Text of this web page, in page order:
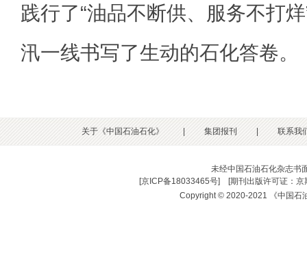
践行了“油品不断供、服务不打
汛一线书写了生动的石化答卷。
关于《中国石油石化》 | 集团报刊 | 联系我
未经中国石油石化杂志书
[京ICP备18033465号] [期刊出版许可证：
Copyright © 2020-2021 《中国石